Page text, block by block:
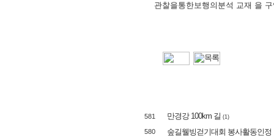
관찰을통한보행의분석 교재 을
581 만경강 100km 길 (1)
580 숲길웰빙걷기대회 봉사활동인정